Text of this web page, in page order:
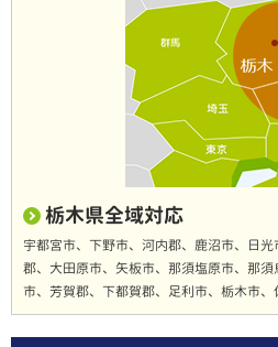
栃木県全域対応
宇都宮市、下野市、河内郡、鹿沼市、日
郡、大田原市、矢板市、那須塩原市、那
市、芳賀郡、下都賀郡、足利市、栃木市、